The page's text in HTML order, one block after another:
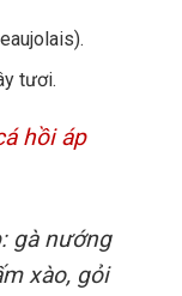
tươi.
hồi áp
gà nướng
xào, gỏi